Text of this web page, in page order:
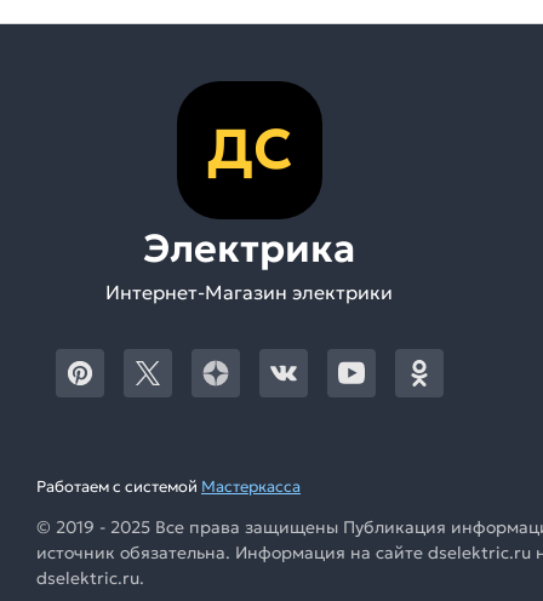
ДС
Электрика
Интернет-Магазин электрики
Работаем с системой Мастеркасса
© 2019 - 2025 Все права защищены Публикация
источник обязательна. Информация на сайте dselektric.ru
dselektric.ru.